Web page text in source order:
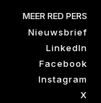
MEER RED PERS
Nieuwsbrief
LinkedIn
Facebook
Instagram
X